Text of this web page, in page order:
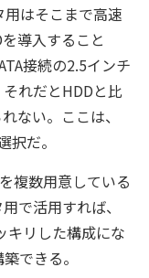
はそこまで高速
導入すること
接続の2.5インチ
れだとHDDと比
ない。ここは、
択だ。
複数用意している
で活用すれば、
キリした構成にな
できる。